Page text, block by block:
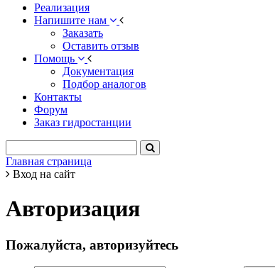
Реализация
Напишите нам
Заказать
Оставить отзыв
Помощь
Документация
Подбор аналогов
Контакты
Форум
Заказ гидростанции
Главная страница
Вход на сайт
Авторизация
Пожалуйста, авторизуйтесь